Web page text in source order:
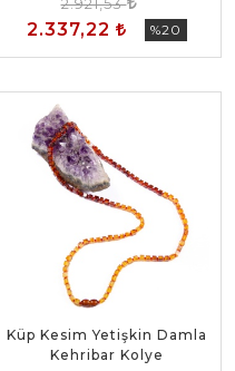
2.337,22 %20
Küp Kesim Yetişkin Damla
Kehribar Kolye